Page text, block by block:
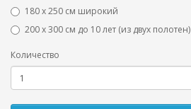
180 х 250 см широкий
200 х 300 см до 10 лет (из двух полотен)
Количество